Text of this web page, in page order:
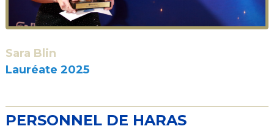
Sara Blin
Lauréate 2025
PERSONNEL DE HARAS